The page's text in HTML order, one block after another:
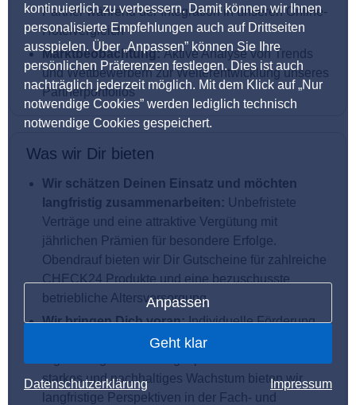
kontinuierlich zu verbessern. Damit können wir Ihnen
personalisierte Empfehlungen auch auf Drittseiten
ausspielen. Über „Anpassen” können Sie Ihre
persönlichen Präferenzen festlegen. Dies ist auch
nachträglich jederzeit möglich. Mit dem Klick auf „Nur
notwendige Cookies” werden lediglich technisch
notwendige Cookies gespeichert.
Anpassen
Geht klar
Datenschutzerklärung Impressum
Partner während der Integration in unseren Online-
Hotelvergleich
Marktbeobachtung:Aktive Analyse von Trends
und Wettbewerbern zur Weiterentwicklung unseres
Partnerportfolios
Was wir Dir bieten
Wir schätzen Deinen Einsatz und möchten
langfristig zusammenarbeiten: Unbefristete
Verträge und eine attraktive Vergütung mit
jährlichen Prämien für besondere Erfolge.
Obendrauf bieten wir Dir Gutscheine für zahlreiche
CHECK24 Produkte und eine bezuschusste
betriebliche Altersversorgung.
Wir bringen Dich voran:Individuelle Förderung
Deiner Karriere durch Fortbildungen sowie
starkes und nachhaltiges Wachstum bieten wir
langfristige Perspektiven in der Fach- und